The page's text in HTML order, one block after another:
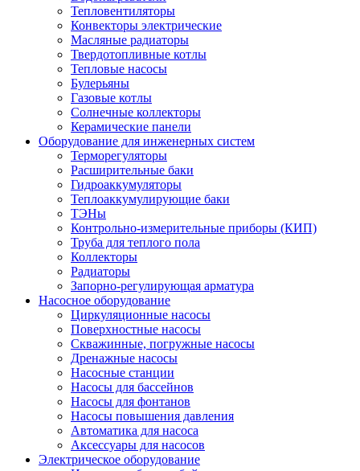
Тепловентиляторы
Конвекторы электрические
Масляные радиаторы
Твердотопливные котлы
Тепловые насосы
Булерьяны
Газовые котлы
Солнечные коллекторы
Керамические панели
Оборудование для инженерных систем
Терморегуляторы
Расширительные баки
Гидроаккумуляторы
Теплоаккумулирующие баки
ТЭНы
Контрольно-измерительные приборы (КИП)
Труба для теплого пола
Коллекторы
Радиаторы
Запорно-регулирующая арматура
Насосное оборудование
Циркуляционные насосы
Поверхностные насосы
Скважинные, погружные насосы
Дренажные насосы
Насосные станции
Насосы для бассейнов
Насосы для фонтанов
Насосы повышения давления
Автоматика для насоса
Аксессуары для насосов
Электрическое оборудование